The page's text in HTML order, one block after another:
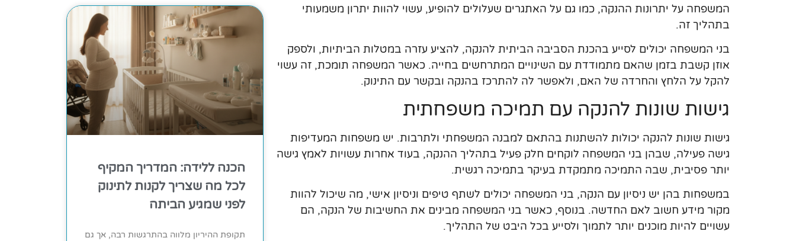
המשפחה על יתרונות ההנקה, כמו גם על האתגרים שעלולים להופיע, עשוי להוות יתרון משמעותי
בתהליך זה.
בני המשפחה יכולים לסייע בהכנת הסביבה הביתית להנקה, להציע עזרה במטלות הביתיות, ולספק
אוזן קשבת בזמן שהאם מתמודדת עם השינויים המתרחשים בחייה. כאשר המשפחה תומכת, זה עשוי
להקל על הלחץ והחרדה של האם, ולאפשר לה להתרכז בהנקה ובקשר עם התינוק.
גישות שונות להנקה עם תמיכה משפחתית
גישות שונות להנקה יכולות להשתנות בהתאם למבנה המשפחתי ולתרבות. יש משפחות המעדיפות
גישה פעילה, שבהן בני המשפחה לוקחים חלק פעיל בתהליך ההנקה, בעוד אחרות עשויות לאמץ גישה
יותר פסיבית, שבה התמיכה מתמקדת בעיקר בתמיכה רגשית.
במשפחות בהן יש ניסיון עם הנקה, בני המשפחה יכולים לשתף טיפים וניסיון אישי, מה שיכול להוות
מקור מידע חשוב לאם החדשה. בנוסף, כאשר בני המשפחה מבינים את החשיבות של הנקה, הם
עשויים להיות מוכנים יותר לתמוך ולסייע בכל היבט של התהליך.
הכנה ללידה: המדריך המקיף
לכל מה שצריך לקנות לתינוק
לפני שמגיע הביתה
תקופת ההיריון מלווה בהתרגשות רבה, אך גם